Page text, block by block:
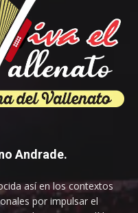
Andrade.
así en los contextos
por impulsar el